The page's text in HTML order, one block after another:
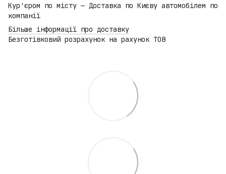
Кур'єром по місту — Доставка по Києву автомобілем по
компанії
Більше інформації про доставку
Безготівковий розрахунок на рахунок ТОВ